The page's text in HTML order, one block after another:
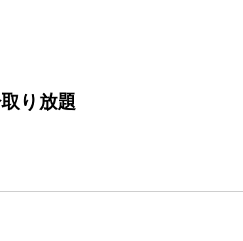
り放題